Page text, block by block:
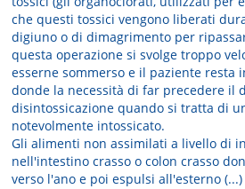
che questi tossici vengono liberati
digiuno o di dimagrimento per
questa operazione si svolge troppo
esserne sommerso e il paziente resta
donde la necessità di far precedere il
disintossicazione quando si tratta di
notevolmente intossicato.
Gli alimenti non assimilati a livello di
nell'intestino crasso o colon crasso
verso l'ano e poi espulsi all'esterno (...)